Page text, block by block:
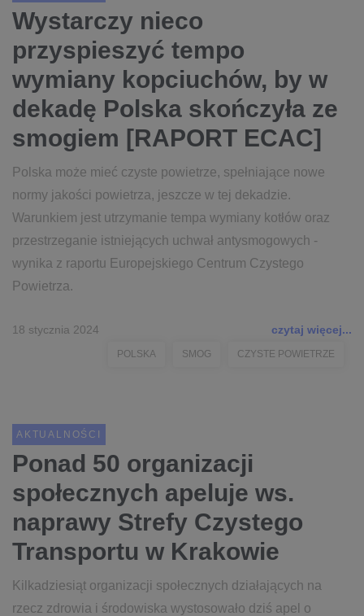
Wystarczy nieco
przyspieszyć tempo
wymiany kopciuchów, by w
dekadę Polska skończyła ze
smogiem [RAPORT ECAC]
Polska może mieć czyste powietrze, spełniające nowe
normy jakości powietrza, jeszcze w tej dekadzie.
Warunkiem jest utrzymanie tempa wymiany kotłów oraz
przestrzeganie istniejących uchwał antysmogowych -
wynika z raportu Europejskiego Centrum Czystego
Powietrza.
18 stycznia 2024 czytaj więcej...
POLSKA SMOG CZYSTE POWIETRZE
AKTUALNOŚCI
Ponad 50 organizacji
społecznych apeluje ws.
naprawy Strefy Czystego
Transportu w Krakowie
Kilkadziesiąt organizacji społecznych działających na
rzecz zdrowia i środowiska wystosowało dziś apel o